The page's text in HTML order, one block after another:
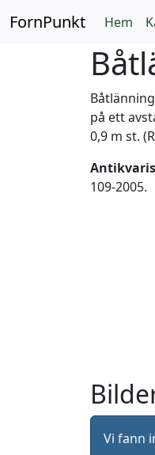
FornPunkt Hem
på ett
0,9 m st.
109-2005.
Vi fann